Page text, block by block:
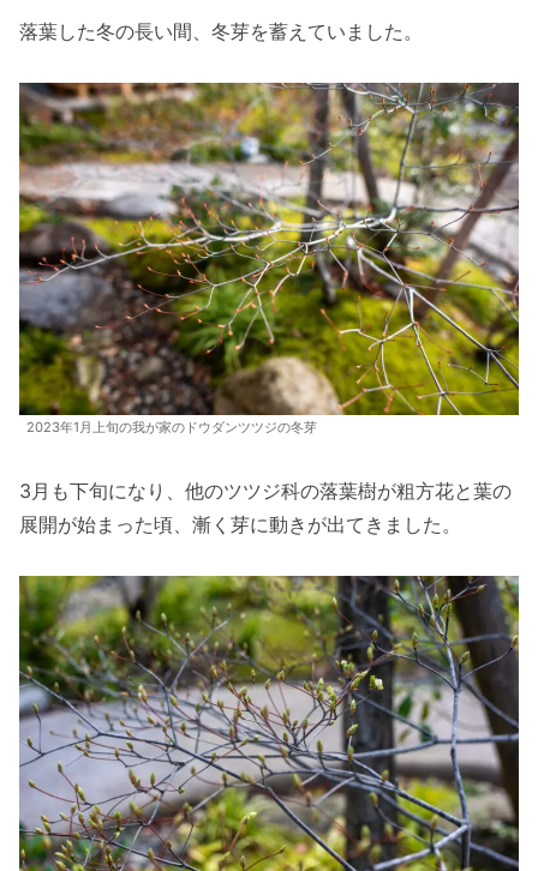
落葉した冬の長い間、冬芽を蓄えていました。
2023年1月上旬の我が家のドウダンツツジの冬芽
3月も下旬になり、他のツツジ科の落葉樹が粗方花と葉の
展開が始まった頃、漸く芽に動きが出てきました。